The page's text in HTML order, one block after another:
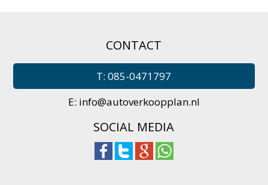
CONTACT
T: 085-0471797
E: info@autoverkoopplan.nl
SOCIAL MEDIA